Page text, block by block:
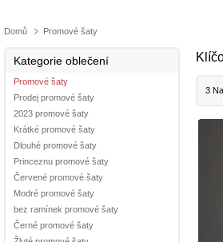
Domů Promové šaty
Kategorie oblečení
Promové šaty
Prodej promové šaty
2023 promové šaty
Krátké promové šaty
Dlouhé promové šaty
Princeznu promové šaty
Červené promové šaty
Modré promové šaty
bez ramínek promové šaty
Černé promové šaty
3